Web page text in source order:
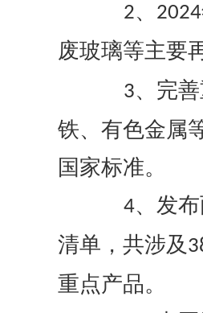
2、 2024
废玻璃等主要
3、完
铁、有色金属
国家标准。
4、发
清单，共涉及
重点产品。